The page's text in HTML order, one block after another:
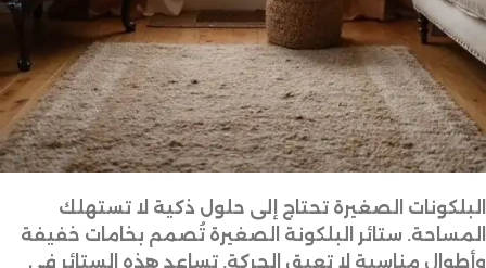
البلكونات الصغيرة تحتاج إلى حلول ذكية لا تستهلك
المساحة. ستائر البلكونة الصغيرة تُصمم بخامات خفيفة
وأطوال مناسبة لا تعيق الحركة. تساعد هذه الستائر في